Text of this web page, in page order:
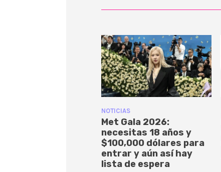
NOTICIAS
Met Gala 2026:
necesitas 18 años y
$100,000 dólares para
entrar y aún así hay
lista de espera